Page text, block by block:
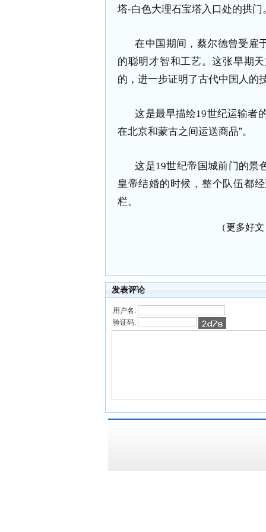
塔-白色大理石宝塔入口处的拱门
在中国期间，蔡尔德曾受雇
的聪明才智和工艺。这张早期
的，进一步证明了古代中国人的
这是最早描绘19世纪运输者
在北京和蒙古之间运送商品”。
这是19世纪帝国城前门的景
皇帝结婚的时候，整个队伍都
栏。
（更多好
发表评论
用户名:
验证码: